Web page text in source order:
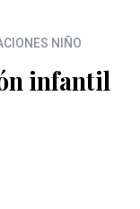
NIÑO
infantil